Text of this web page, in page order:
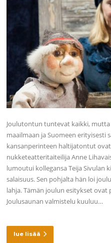
Joulutontun tuntevat kaikki,
maailmaan ja Suomeen erityisesti
kansanperinteen haltijatontut
nukketeatteritaiteilija Anne
lumoutui kollegansa Teija Sivulan
salaisuus. Sen pohjalta hän loi
lahja. Tämän joulun esitykset
Joulusaunan valmistelu kuuluu…
lue lisää